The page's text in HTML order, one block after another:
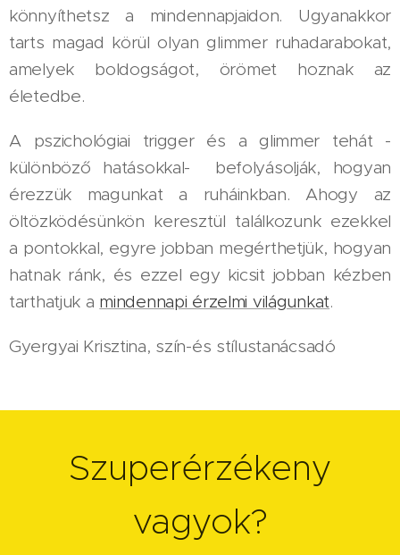
könnyíthetsz a mindennapjaidon. Ugyanakkor
tarts magad körül olyan glimmer ruhadarabokat,
amelyek boldogságot, örömet hoznak az
életedbe.
A pszichológiai trigger és a glimmer tehát -
különböző hatásokkal- befolyásolják, hogyan
érezzük magunkat a ruháinkban. Ahogy az
öltözködésünkön keresztül találkozunk ezekkel
a pontokkal, egyre jobban megérthetjük, hogyan
hatnak ránk, és ezzel egy kicsit jobban kézben
tarthatjuk a mindennapi érzelmi világunkat.
Gyergyai Krisztina, szín-és stílustanácsadó
Szuperérzékeny
vagyok?